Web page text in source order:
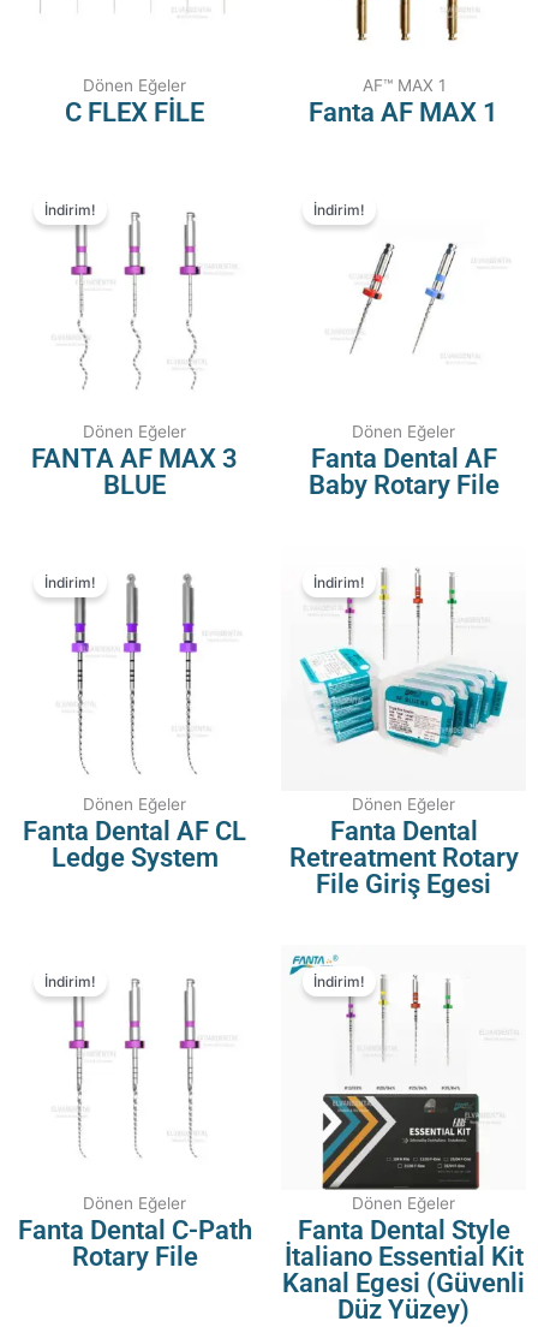
Dönen Eğeler
C FLEX FİLE
AF™ MAX 1
Fanta AF MAX 1
İndirim!
Dönen Eğeler
FANTA AF MAX 3
BLUE
İndirim!
Dönen Eğeler
Fanta Dental AF
Baby Rotary File
İndirim!
Dönen Eğeler
Fanta Dental AF CL
Ledge System
İndirim!
Dönen Eğeler
Fanta Dental
Retreatment Rotary
File Giriş Egesi
İndirim!
Dönen Eğeler
Fanta Dental C-Path
Rotary File
İndirim!
Dönen Eğeler
Fanta Dental Style
İtaliano Essential Kit
Kanal Egesi (Güvenli
Düz Yüzey)